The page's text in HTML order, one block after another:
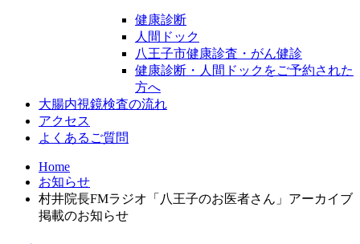
健康診断
人間ドック
八王子市健康診査・がん健診
健康診断・人間ドックをご予約された
方へ
大腸内視鏡検査の流れ
アクセス
よくあるご質問
Home
お知らせ
村井院長FMラジオ「八王子のお医者さん」アーカイブ
掲載のお知らせ